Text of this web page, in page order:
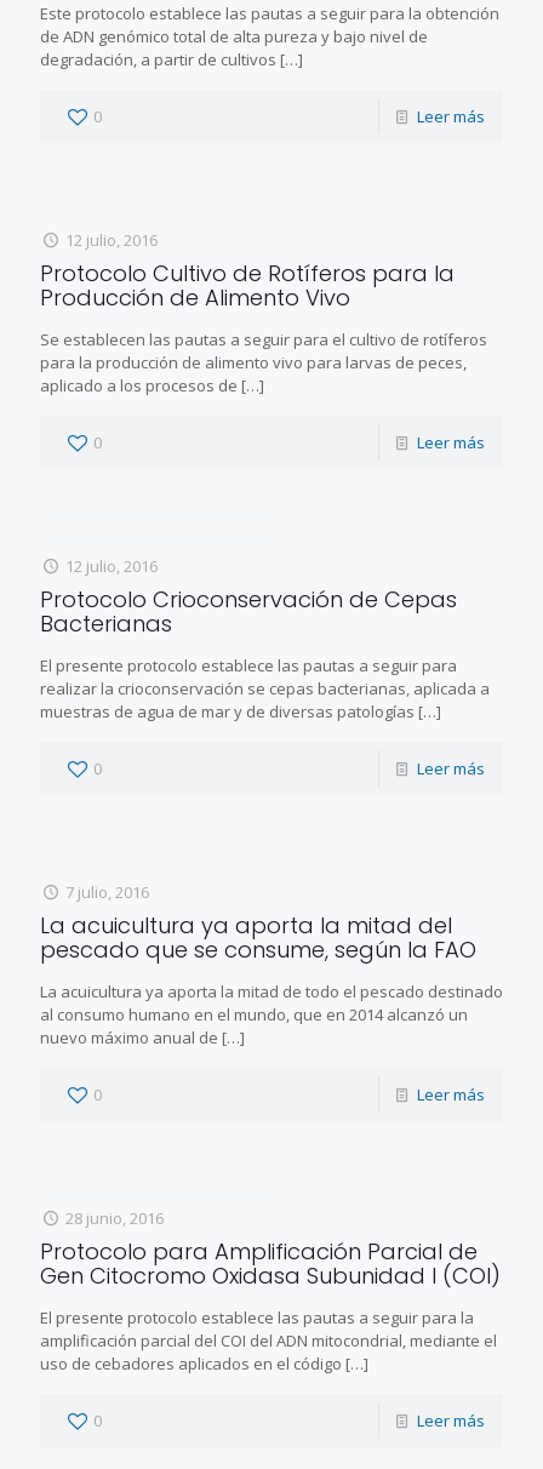
Este protocolo establece las pautas a seguir para la obtención
de ADN genómico total de alta pureza y bajo nivel de
degradación, a partir de cultivos […]
0 Leer más
12 julio, 2016
Protocolo Cultivo de Rotíferos para la
Producción de Alimento Vivo
Se establecen las pautas a seguir para el cultivo de rotíferos
para la producción de alimento vivo para larvas de peces,
aplicado a los procesos de […]
0 Leer más
12 julio, 2016
Protocolo Crioconservación de Cepas
Bacterianas
El presente protocolo establece las pautas a seguir para
realizar la crioconservación se cepas bacterianas, aplicada a
muestras de agua de mar y de diversas patologías […]
0 Leer más
7 julio, 2016
La acuicultura ya aporta la mitad del
pescado que se consume, según la FAO
La acuicultura ya aporta la mitad de todo el pescado destinado
al consumo humano en el mundo, que en 2014 alcanzó un
nuevo máximo anual de […]
0 Leer más
28 junio, 2016
Protocolo para Amplificación Parcial de
Gen Citocromo Oxidasa Subunidad I (COI)
El presente protocolo establece las pautas a seguir para la
amplificación parcial del COI del ADN mitocondrial, mediante el
uso de cebadores aplicados en el código […]
0 Leer más